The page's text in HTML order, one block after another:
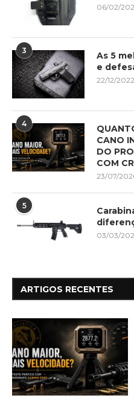
06/02/
3
As 5
e
22/12/2022
4
CANO
DO
COM
23/07/
5
03/03/
ARTIGOS RECENTES